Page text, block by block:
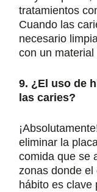
tratamientos
Cuando las
necesario
con un
9. ¿El uso de
las caries?
eliminar la
comida que se
zonas donde
hábito es clave